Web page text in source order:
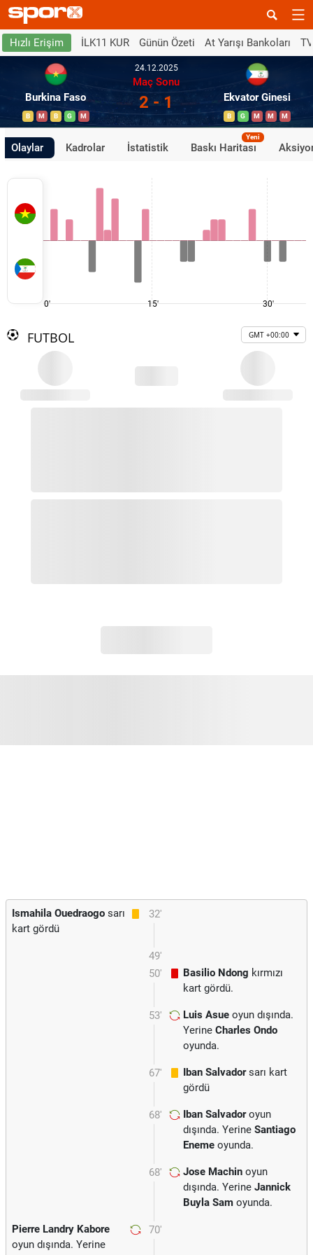
Hızlı Erişim İLK11 KUR Günün Özeti At Yarışı Bankoları
Burkina Faso
B M B G M
24.12.2025
Maç Sonu
2 - 1 Ekvator Ginesi
B G M M M
Olaylar Kadrolar İstatistik Baskı Haritası
Yeni
0' 15' 30'
FUTBOL GMT +00:00
32'
Ismahila Ouedraogo sarı
kart gördü
49'
50'
Basilio Ndong kırmızı
kart gördü.
53' Luis Asue oyun dışında.
Yerine Charles Ondo
oyunda.
67' Iban Salvadorsarı kart
gördü
68' Iban Salvadoroyun
dışında. Yerine Santiago
Eneme oyunda.
68' Jose Machin oyun
dışında. Yerine Jannick
Buyla Sam oyunda.
70'
Pierre Landry Kabore
oyun dışında. Yerine